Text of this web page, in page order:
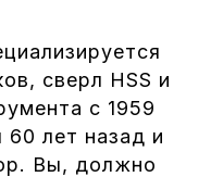
сверл HSS и
с 1959
60 лет назад и
Вы, должно